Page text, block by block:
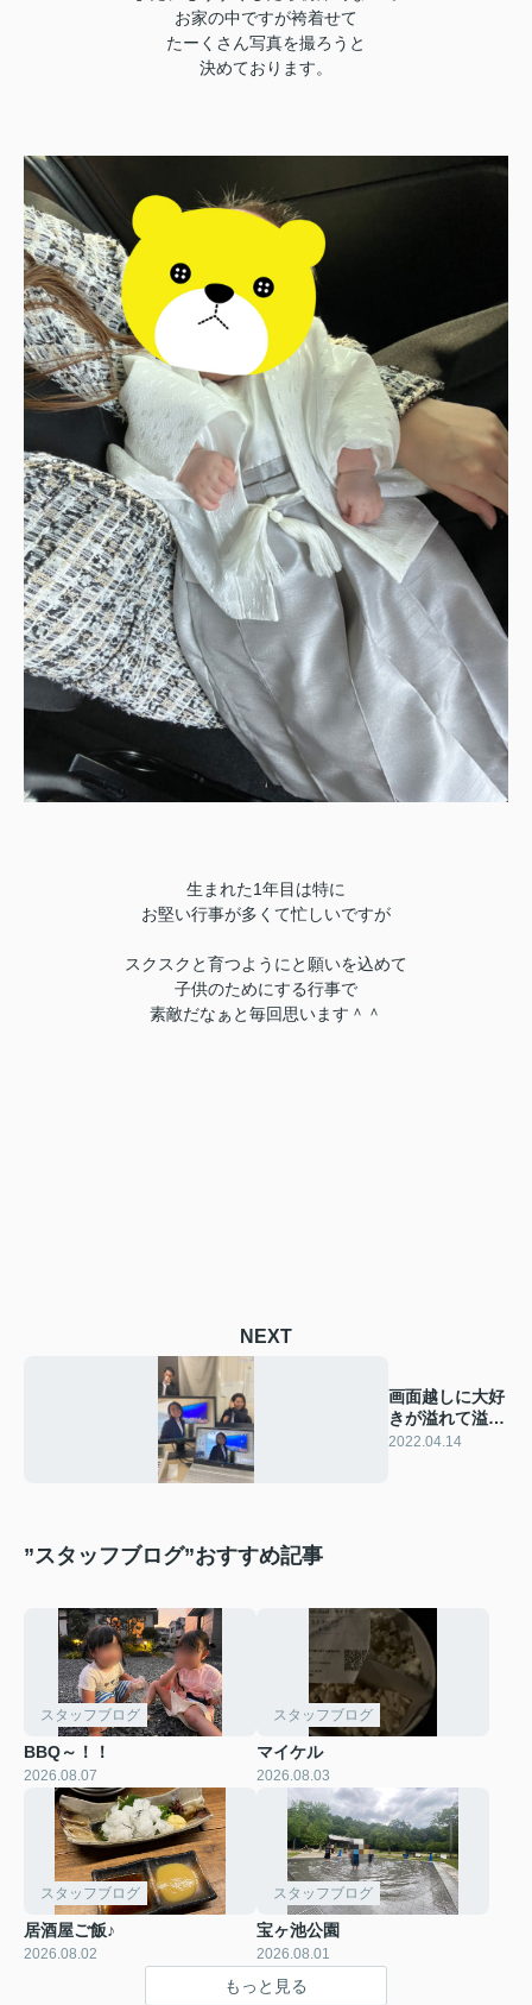
お家の中ですが袴着せて
たーくさん写真を撮ろうと
決めております。
生まれた1年目は特に
お堅い行事が多くて忙しいですが
スクスクと育つようにと願いを込めて
子供のためにする行事で
素敵だなぁと毎回思います＾＾
NEXT
画面越しに大好
きが溢れて溢れ
て、、
2022.04.14
”スタッフブログ”おすすめ記事
スタッフブログ
BBQ～！！
2026.08.07
スタッフブログ
マイケル
2026.08.03
スタッフブログ
居酒屋ご飯♪
2026.08.02
スタッフブログ
宝ヶ池公園
2026.08.01
もっと見る